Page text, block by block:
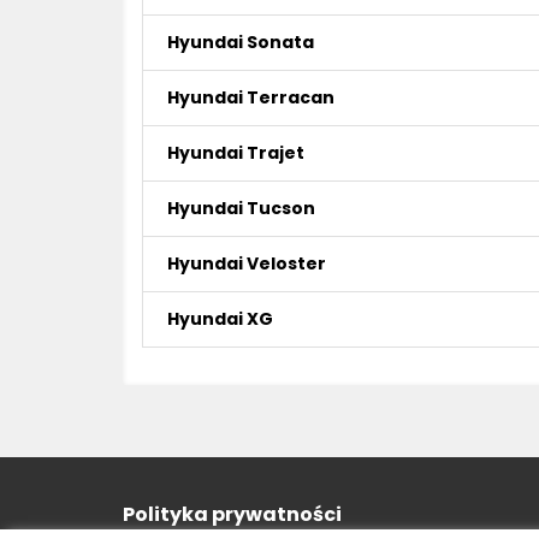
Hyundai Sonata
Hyundai Terracan
Hyundai Trajet
Hyundai Tucson
Hyundai Veloster
Hyundai XG
Polityka prywatności